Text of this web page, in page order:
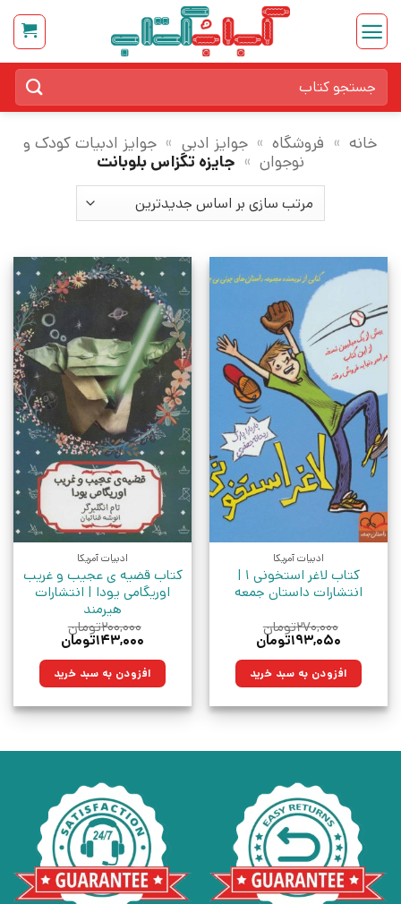
Skip
content
برای:
خانه » فروشگاه » جوایز ادبی » جوایز ادبیات کودک و
نوجوان » جایزه تگزاس بلوبانت
ادبیات آمریکا
کتاب لاغر استخونی 1 |
انتشارات داستان جمعه
۲۷۰,۰۰۰تومان
قیمت
۲۷۰,۰۰۰تومان
بود.
۱۹۳,۰۵۰تومان
۱۹۳,۰۵۰تومان.افزودن به سبد خرید
ادبیات آمریکا
کتاب قضیه ی عجیب و غریب
اوریگامی یودا | انتشارات
هیرمند
۲۰۰,۰۰۰تومان
قیمت
۲۰۰,۰۰۰تومان
بود.
۱۴۳,۰۰۰تومان
۱۴۳,۰۰۰تومان.افزودن به سبد خرید